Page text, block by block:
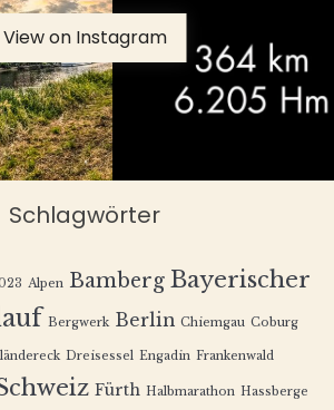
View on Instagram
Schlagwörter
Alpen Bamberg Bayerischer
Bergwerk Berlin Chiemgau Coburg
Dreisessel Engadin Frankenwald
Fürth Halbmarathon Hassberge